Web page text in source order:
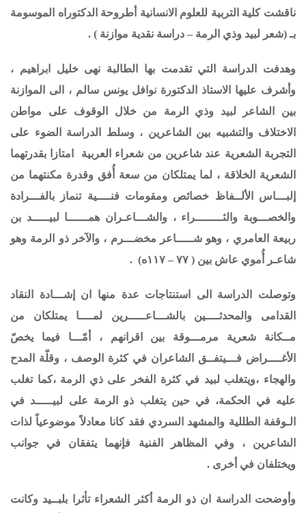
ناقشت كلية التربية للعلوم الانسانية أطروحة الدكتوراه الموسومة
بـ (شعر لبيد وذي الرمة – دراسة نقدية موازنة ) .
وهدفت الدراسة التي تقدمت بها الطالبة نهى خليل ابراهيم ،
وأشرف عليها الاستاذ الدكتورة نوافل يونس سالم ، الى الموازنة
بين الشاعر لبيد وذي الرمة من خلال الوقوف على مواطن
الاختلاف والتشبيه بين الشاعرين ، وسلط الدراسة الضوء على
التجربة الشعرية عند شاعرين من شعراء العربية امتازا بقدرتهما
الشعرية الخلاقة ، لما يمتلكان من سعة أُفق وقدرة مكنتهما من
إلبـــاس الألــفاظ خصائص ومقومات فنــــية تنماز بالفـــرادة
والخصـــوبة والثــــــــراء ، والشـــاعـران همــــــا لبيـــــد بن
ربيعة العامري ، وهو شـــــاعر مخضـــرم ، والآخر ذو الرمة وهو
شاعـر أُموي عاش بين ( ٧٧ – ١١٧ه) .
وتوصلت الدراسة الى استنتاجات عدة منها ان إشـــادة النقاد
القدامى والمحدثــــين بالشـــاعـــــرين لمــــا يمتلكان من
مــكانة شعرية مرمـــوقة بين اقرانهم ، أمّـــا فيما يخصّ
الأغــــراض فـــيتفــق الشاعران في كثرة الوصف ، وقلّة المدح
والهجاء ،ويتغلب لبيد في كثرة الفخر على ذي الرمة ،كما تغلب
عليه في الحكمة، في حين يتغلب ذو الرمة على لبيـــــد في
الـوقفة الطللية والمشهد السردي فقد كانا معادلاً موضوعياً لذات
الشاعرين ، وفي المظاهر الفنية فإنهما يتفقان في جوانب
ويختلفان في أخرى .
وأوضحت الدراسة ان ذو الرمة أكثر الشعراء تأثرا بلبــيد وكانت